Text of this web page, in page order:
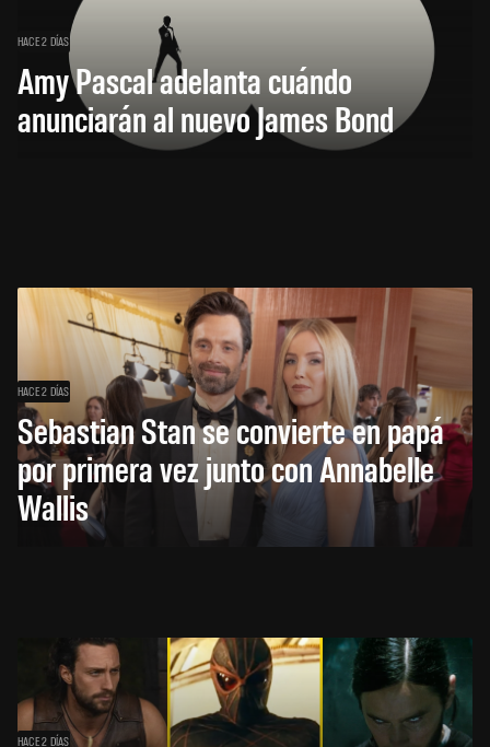
HACE 2 DÍAS
Amy Pascal adelanta cuándo
anunciarán al nuevo James Bond
HACE 2 DÍAS
Sebastian Stan se convierte en papá
por primera vez junto con Annabelle
Wallis
HACE 2 DÍAS